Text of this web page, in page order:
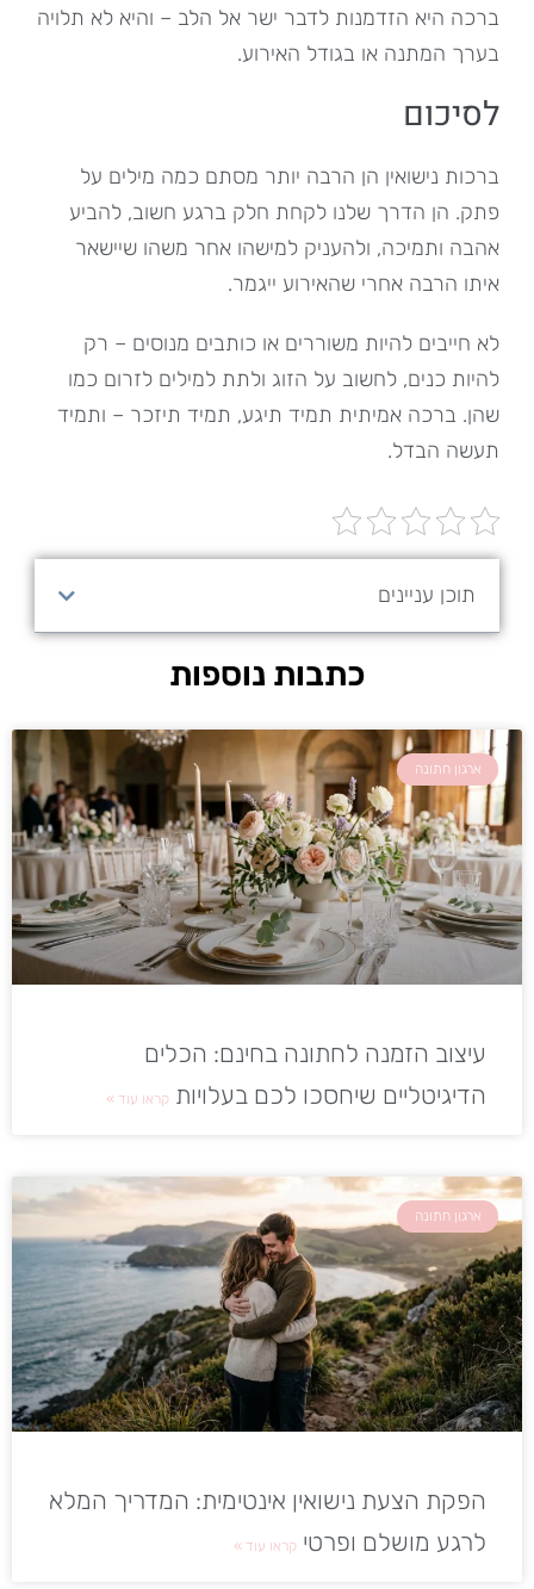
ברכה היא הזדמנות לדבר ישר אל הלב – והיא לא תלויה
בערך המתנה או בגודל האירוע.
לסיכום
ברכות נישואין הן הרבה יותר מסתם כמה מילים על
פתק. הן הדרך שלנו לקחת חלק ברגע חשוב, להביע
אהבה ותמיכה, ולהעניק למישהו אחר משהו שיישאר
איתו הרבה אחרי שהאירוע ייגמר.
לא חייבים להיות משוררים או כותבים מנוסים – רק
להיות כנים, לחשוב על הזוג ולתת למילים לזרום כמו
שהן. ברכה אמיתית תמיד תיגע, תמיד תיזכר – ותמיד
תעשה הבדל.
תוכן עניינים
כתבות נוספות
ארגון חתונה
עיצוב הזמנה לחתונה בחינם: הכלים
הדיגיטליים שיחסכו לכם בעלויות קראו עוד »
ארגון חתונה
הפקת הצעת נישואין אינטימית: המדריך המלא
לרגע מושלם ופרטי קראו עוד »